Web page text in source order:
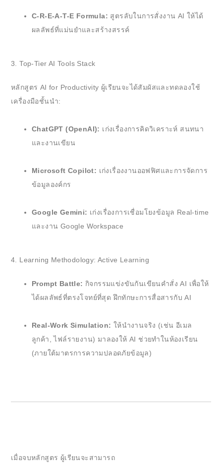
C-R-E-A-T-E Formula: สูตรลับในการสั่งงาน AI ให้ได้
ผลลัพธ์ที่แม่นยำและสร้างสรรค์
3. Top-Tier AI Tools Stack
หลักสูตร AI for Productivity ผู้เรียนจะได้สัมผัสและทดลองใช้
เครื่องมือชั้นนำ:
ChatGPT (OpenAI): เก่งเรื่องการคิดวิเคราะห์ สนทนา
และงานเขียน
Microsoft Copilot: เก่งเรื่องงานออฟฟิศและการจัดการ
ข้อมูลองค์กร
Google Gemini: เก่งเรื่องการเชื่อมโยงข้อมูล Real-time
และงาน Google Workspace
4. Learning Methodology: Active Learning
Prompt Battle: กิจกรรมแข่งขันกันเขียนคำสั่ง AI เพื่อให้
ได้ผลลัพธ์ที่ตรงโจทย์ที่สุด ฝึกทักษะการสื่อสารกับ AI
Real-Work Simulation: ให้นำงานจริง (เช่น อีเมล
ลูกค้า, ไฟล์รายงาน) มาลองให้ AI ช่วยทำในห้องเรียน
(ภายใต้มาตรการความปลอดภัยข้อมูล)
เมื่อจบหลักสูตร ผู้เรียนจะสามารถ